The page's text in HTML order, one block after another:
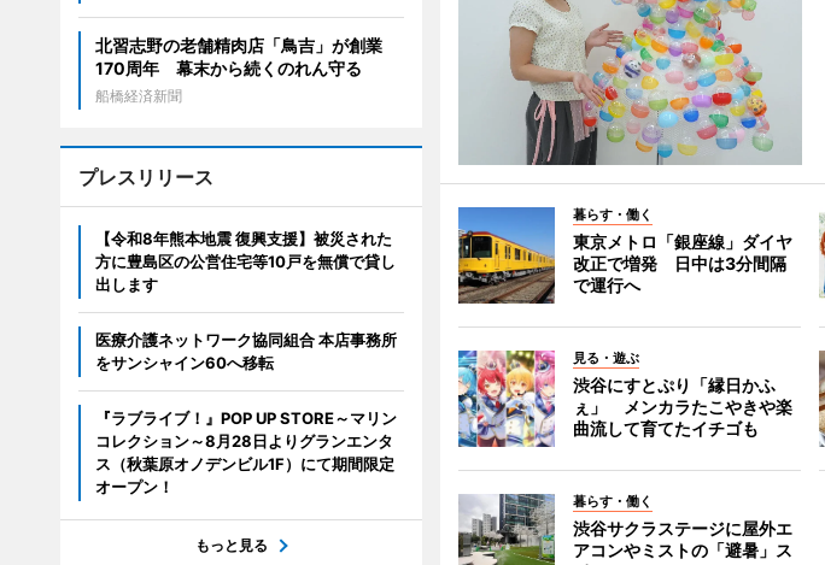
暮らす・働く
東京メトロ「銀座線」ダイヤ
改正で増発 日中は3分間隔
で運行へ
見る・遊ぶ
渋谷にすとぷり「縁日かふ
ぇ」 メンカラたこやきや楽
曲流して育てたイチゴも
暮らす・働く
渋谷サクラステージに屋外エ
アコンやミストの「避暑」ス
北習志野の老舗精肉店「鳥吉」が創業
170周年 幕末から続くのれん守る
船橋経済新聞
プレスリリース
【令和8年熊本地震 復興支援】被災された
方に豊島区の公営住宅等10戸を無償で貸し
出します
医療介護ネットワーク協同組合 本店事務所
をサンシャイン60へ移転
『ラブライブ！』POP UP STORE～マリン
コレクション～8月28日よりグランエンタ
ス（秋葉原オノデンビル1F）にて期間限定
オープン！
もっと見る